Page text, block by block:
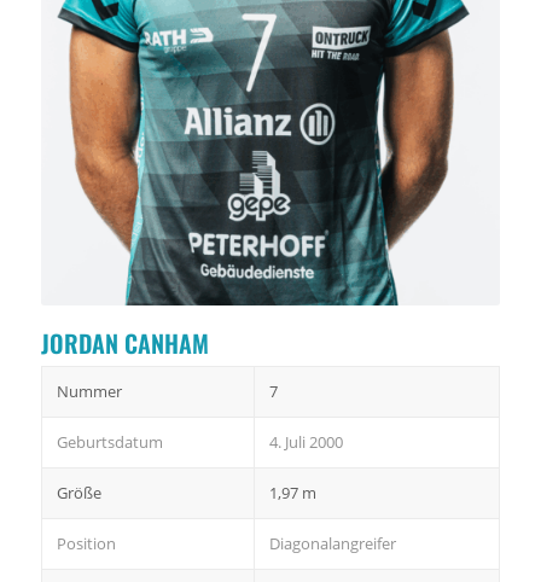
JORDAN CANHAM
Nummer 7
Geburtsdatum 4. Juli 2000
Größe 1,97 m
Position Diagonalangreifer